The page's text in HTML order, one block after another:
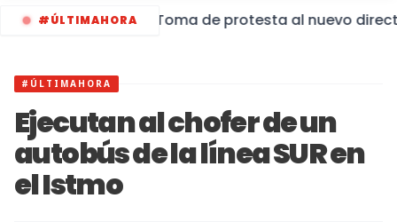
#ÚLTIMAHORA Toma de protesta al nuevo
#ÚLTIMAHORA
Ejecutan al chofer de un
autobús de la línea SUR en
el Istmo